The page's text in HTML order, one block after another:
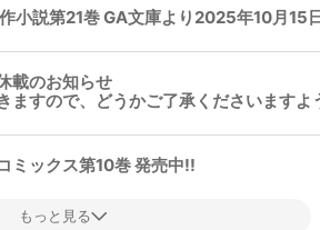
小説第21巻 GA文庫より2025年10月15
載のお知らせ
すので、どうかご了承くださいますよ
ミックス第10巻 発売中!!
もっと見る